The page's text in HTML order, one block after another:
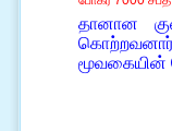
தானான
மூவகையின்